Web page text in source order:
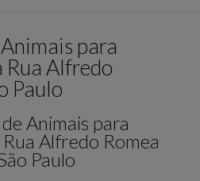
para
Rua Alfredo
Paulo
Animais para
Alfredo Romea
Paulo